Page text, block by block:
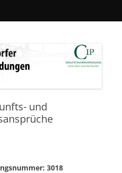
und
3018